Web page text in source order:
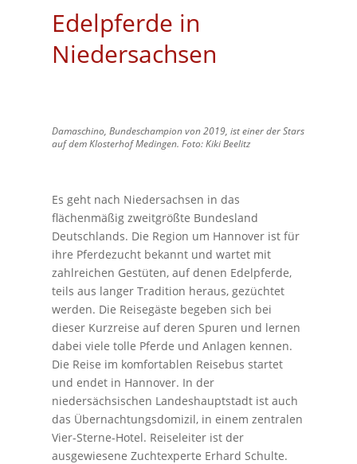
Edelpferde in
Niedersachsen
Damaschino, Bundeschampion von 2019, ist einer der Stars
auf dem Klosterhof Medingen. Foto: Kiki Beelitz
Es geht nach Niedersachsen in das
flächenmäßig zweitgrößte Bundesland
Deutschlands. Die Region um Hannover ist für
ihre Pferdezucht bekannt und wartet mit
zahlreichen Gestüten, auf denen Edelpferde,
teils aus langer Tradition heraus, gezüchtet
werden. Die Reisegäste begeben sich bei
dieser Kurzreise auf deren Spuren und lernen
dabei viele tolle Pferde und Anlagen kennen.
Die Reise im komfortablen Reisebus startet
und endet in Hannover. In der
niedersächsischen Landeshauptstadt ist auch
das Übernachtungsdomizil, in einem zentralen
Vier-Sterne-Hotel. Reiseleiter ist der
ausgewiesene Zuchtexperte Erhard Schulte.